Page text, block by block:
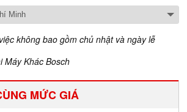
không bao gồm chủ nhật và ngày lễ
Máy Khác Bosch
MỨC GIÁ